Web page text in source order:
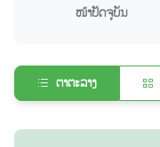
ໜ້າປັດຈຸບັນ
ຕາຕະລາງ